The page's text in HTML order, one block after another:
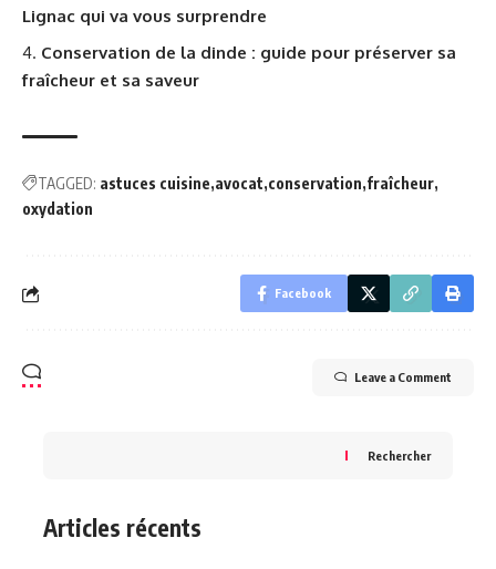
Lignac qui va vous surprendre
Conservation de la dinde : guide pour préserver sa
fraîcheur et sa saveur
TAGGED: astuces cuisine avocat conservation fraîcheur
oxydation
Facebook
Leave a Comment
Rechercher
Articles récents